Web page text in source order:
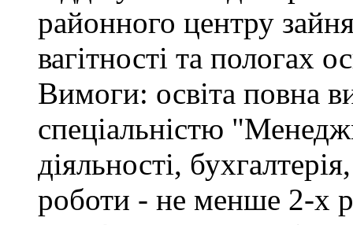
районного центру
вагітності та пологах
Вимоги: освіта повна
спеціальністю
діяльності,
роботи - не менше 2-х